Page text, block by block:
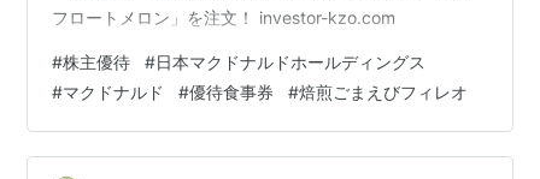
フロートメロン」を注文！ investor-kzo.com
#株主優待 #日本マクドナルドホールディングス
#マクドナルド #優待食事券 #焙煎ごまえびフィレオ